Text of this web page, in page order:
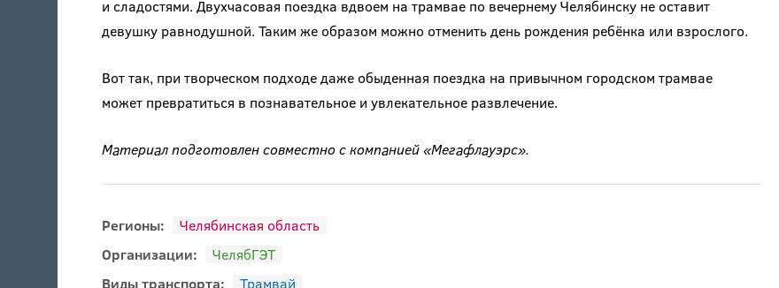
и сладостями. Двухчасовая поездка вдвоем на трамвае по вечернему Челябинску не оставит
девушку равнодушной. Таким же образом можно отменить день рождения ребёнка или взрослого.
Вот так, при творческом подходе даже обыденная поездка на привычном городском трамвае
может превратиться в познавательное и увлекательное развлечение.
Материал подготовлен совместно с компанией «Мегафлауэрс».
Регионы:
Челябинская область
Организации:
ЧелябГЭТ
Виды транспорта:
Трамвай